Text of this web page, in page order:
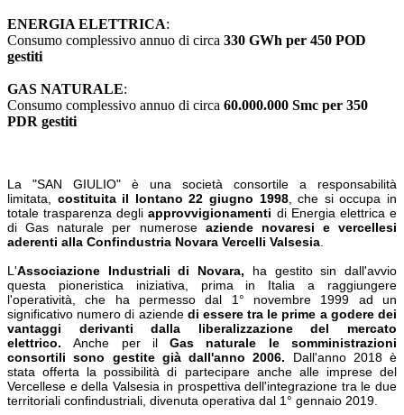
ENERGIA ELETTRICA:
Consumo complessivo annuo di circa 330 GWh per 450 POD
gestiti
GAS NATURALE:
Consumo complessivo annuo di circa 60.000.000 Smc per 350
PDR gestiti
La "SAN GIULIO" è una società consortile a responsabilità
limitata, costituita il lontano 22 giugno 1998, che si occupa in
totale trasparenza degliapprovvigionamenti di Energia elettrica e
di Gas naturale per numeroseaziende novaresi e vercellesi
aderenti alla Confindustria Novara Vercelli Valsesia
L'Associazione Industriali di Novara, ha gestito sin dall'avvio
questa pioneristica iniziativa, prima in Italia a raggiungere
l'operatività, che ha permesso dal 1° novembre 1999 ad un
significativo numero di aziendedi essere tra le prime a godere dei
vantaggi derivanti dalla liberalizzazione del mercato
elettrico.Anche per ilGas naturale le somministrazioni
consortili sono gestite già dall'anno 2006. Dall'anno 2018 è
stata offerta la possibilità di partecipare anche alle imprese del
Vercellese e della Valsesia in prospettiva dell'integrazione tra le due
territoriali confindustriali, divenuta operativa dal 1° gennaio 2019.